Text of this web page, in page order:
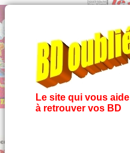
Le site qui vous aide
à retrouver vos BD